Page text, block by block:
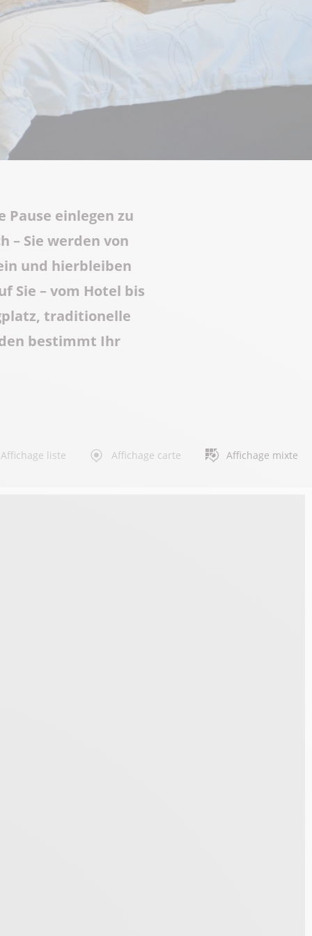
Know-how
Pause einlegen zu
– Sie werden von
und hierbleiben
Sie – vom Hotel bis
traditionelle
bestimmt Ihr
Affichage liste Affichage carte Affichage mixte